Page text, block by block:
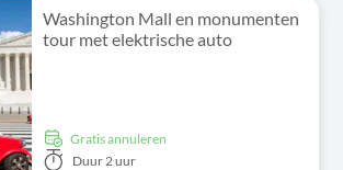
Washington Mall en monumenten
tour met elektrische auto
Gratis annuleren
Duur 2 uur